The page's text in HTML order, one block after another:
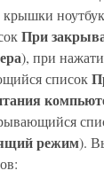
При
), при
список
режим).